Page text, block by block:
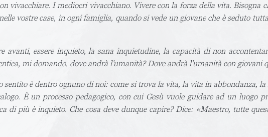
vivacchiare. I mediocri vivacchiano. Vivere con la forza della vita. Bisogna
vostre case, in ogni famiglia, quando si vede un giovane che è seduto
essere inquieto, la sana inquietudine, la capacità di non
mi domando, dove andrà l’umanità? Dove andrà l’umanità con giovani
sentito è dentro ognuno di noi: come si trova la vita, la vita in abbondanza,
È un processo pedagogico, con cui Gesù vuole guidare ad un luogo
di più è inquieto. Che cosa deve dunque capire? Dice: «Maestro, tutte